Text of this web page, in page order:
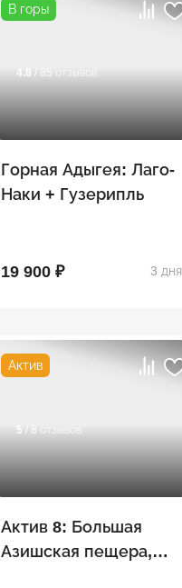
В горы
4.8 / 85 отзывов
Горная Адыгея: Лаго-
Наки + Гузерипль
19 900 ₽ 3 дня
Актив
5 / 8 отзывов
Актив 8: Большая
Азишская пещера,